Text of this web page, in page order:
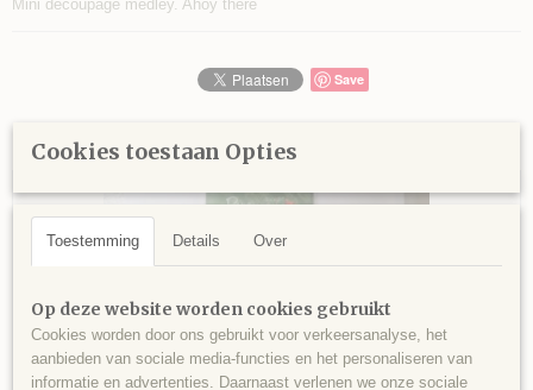
Mini decoupage medley. Ahoy there
Save
Ook interessant
Cookies toestaan Opties
Toestemming Details Over
Op deze website worden cookies gebruikt
Cookies worden door ons gebruikt voor verkeersanalyse, het
aanbieden van sociale media-functies en het personaliseren van
informatie en advertenties. Daarnaast verlenen we onze sociale